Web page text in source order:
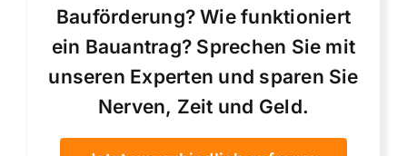
Bauförderung? Wie funktioniert
ein Bauantrag? Sprechen Sie mit
unseren Experten und sparen Sie
Nerven, Zeit und Geld.